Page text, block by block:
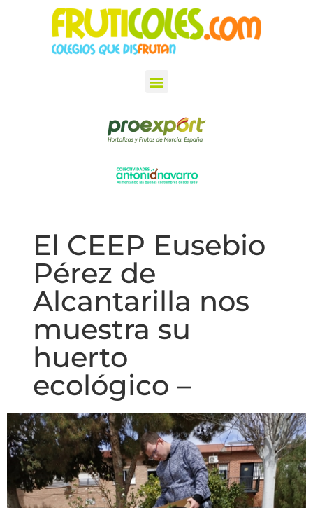
El CEEP Eusebio
Pérez de
Alcantarilla nos
muestra su
huerto
ecológico –